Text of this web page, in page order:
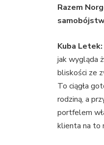
Razem
Kuba Letek:
jak wygląda
bliskości ze
To ciągła
rodziną, a
portfelem
klienta na to